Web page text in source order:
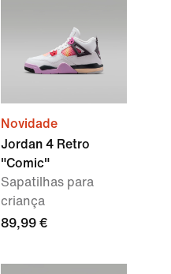
Novidade
Jordan 4 Retro
"Comic"
Sapatilhas para
criança
89,99 €